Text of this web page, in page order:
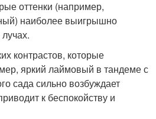
оттенки (например,
наиболее выигрышно
контрастов, которые
яркий лаймовый в тандеме с
сада сильно возбуждает
к беспокойству и